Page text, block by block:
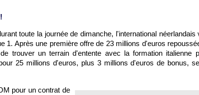
toute la journée de dimanche, l'international néerlandais
1. Après une première offre de 23 millions d'euros
trouver un terrain d'entente avec la formation italienne
25 millions d'euros, plus 3 millions d'euros de bonus,
pour un contrat de